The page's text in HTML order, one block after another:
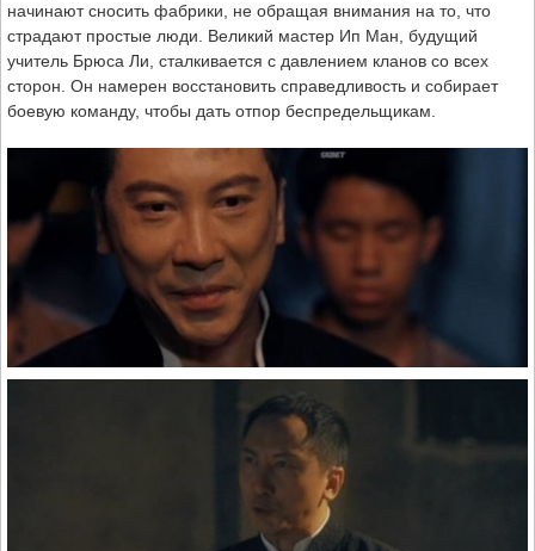
начинают сносить фабрики, не обращая внимания на то, что
страдают простые люди. Великий мастер Ип Ман, будущий
учитель Брюса Ли, сталкивается с давлением кланов со всех
сторон. Он намерен восстановить справедливость и собирает
боевую команду, чтобы дать отпор беспредельщикам.